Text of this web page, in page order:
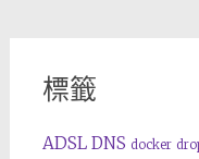
標籤
ADSL DNS docker